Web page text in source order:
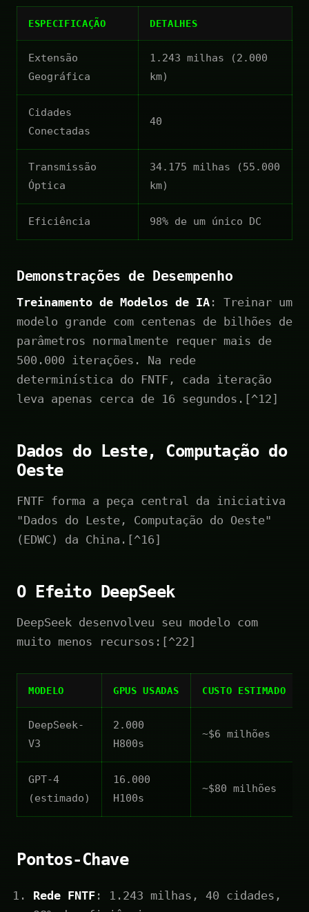
ESPECIFICAÇÃO DETALHES
Extensão
Geográfica
1.243 milhas (2.000
km)
Cidades
Conectadas
40
Transmissão
Óptica
34.175 milhas (55.000
km)
Eficiência 98% de um único DC
Demonstrações de Desempenho
Treinamento de Modelos de IA : Treinar um
modelo grande com centenas de bilhões de
parâmetros normalmente requer mais de
500.000 iterações. Na rede
determinística do FNTF, cada iteração
leva apenas cerca de 16 segundos.[^12]
Dados do Leste, Computação do
Oeste
FNTF forma a peça central da iniciativa
"Dados do Leste, Computação do Oeste"
(EDWC) da China.[^16]
O Efeito DeepSeek
DeepSeek desenvolveu seu modelo com
muito menos recursos:[^22]
MODELO GPUS USADAS CUSTO ESTIMADO
DeepSeek-
V3
2.000
H800s
~$6 milhões
GPT-4
(estimado)
16.000
H100s
~$80 milhões
Pontos-Chave
Rede FNTF : 1.243 milhas, 40 cidades,